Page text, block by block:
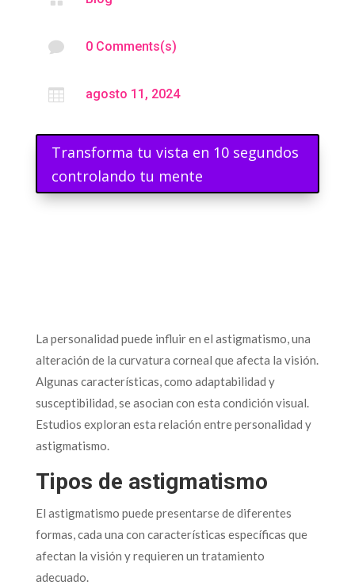
 0 Comments(s)
 agosto 11, 2024
Transforma tu vista en 10 segundos
controlando tu mente
La personalidad puede influir en el astigmatismo, una
alteración de la curvatura corneal que afecta la visión.
Algunas características, como adaptabilidad y
susceptibilidad, se asocian con esta condición visual.
Estudios exploran esta relación entre personalidad y
astigmatismo.
Tipos de astigmatismo
El astigmatismo puede presentarse de diferentes
formas, cada una con características específicas que
afectan la visión y requieren un tratamiento
adecuado.